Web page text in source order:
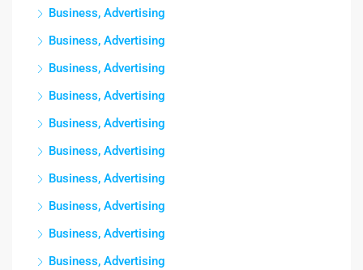
Business, Advertising
Business, Advertising
Business, Advertising
Business, Advertising
Business, Advertising
Business, Advertising
Business, Advertising
Business, Advertising
Business, Advertising
Business, Advertising